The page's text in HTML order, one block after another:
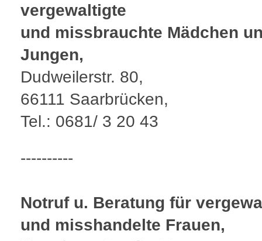
vergewaltigte
und missbrauchte Mädchen
Jungen,
Dudweilerstr. 80,
66111 Saarbrücken,
Tel.: 0681/ 3 20 43
----------
Notruf u. Beratung für
und misshandelte Frauen,